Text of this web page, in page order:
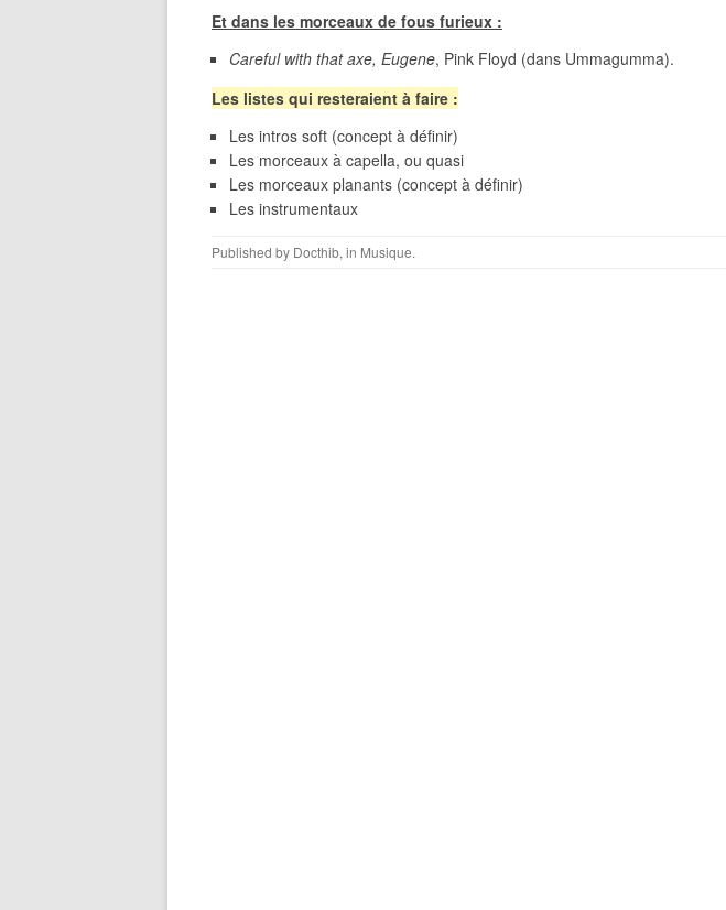
Et dans les morceaux de fous furieux :
Careful with that axe, Eugene, Pink Floyd (dans Ummagumma).
Les listes qui resteraient à faire :
Les intros soft (concept à définir)
Les morceaux à capella, ou quasi
Les morceaux planants (concept à définir)
Les instrumentaux
Published by Docthib, in Musique.